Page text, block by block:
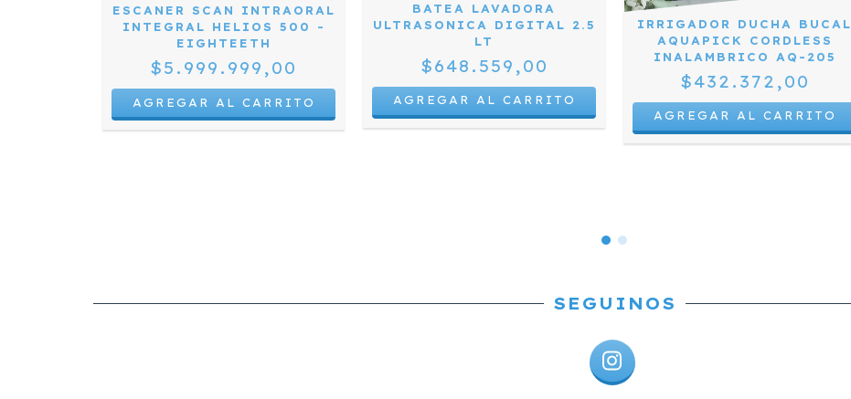
ESCANER SCAN INTRAORAL
INTEGRAL HELIOS 500 -
EIGHTEETH
$5.999.999,00
BATEA LAVADORA
ULTRASONICA DIGITAL 2.5
LT
$648.559,00
IRRIGADOR DUCHA BUCAL
AQUAPICK CORDLESS
INALAMBRICO AQ-205
$432.372,00
AGREGAR AL CARRITO
SEGUINOS